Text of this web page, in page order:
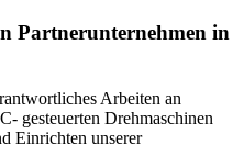
Partnerunternehmen in
Arbeiten an
gesteuerten Drehmaschinen
Einrichten unserer